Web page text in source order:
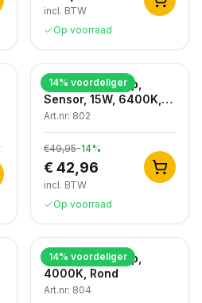
incl. BTW
Op voorraad
14% voordeliger
LED Plafondlamp,
Sensor, 15W, 6400K,
IP65
Art.nr: 802
€49,95-14%
€ 42,96
incl. BTW
Op voorraad
14% voordeliger
LED Plafondlamp,
4000K, Rond
Art.nr: 804